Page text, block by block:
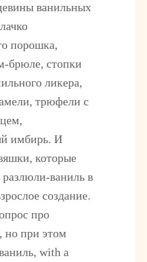
ванильных
порошка,
брюле, стопки
ликера,
трюфели с
имбирь. И
которые
ваниль в
создание.
про
но при этом
with a